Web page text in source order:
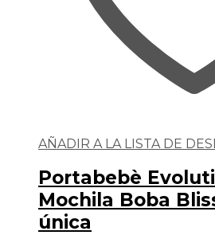
AÑADIR A LA LISTA DE
Portabebè
Mochila Boba
única